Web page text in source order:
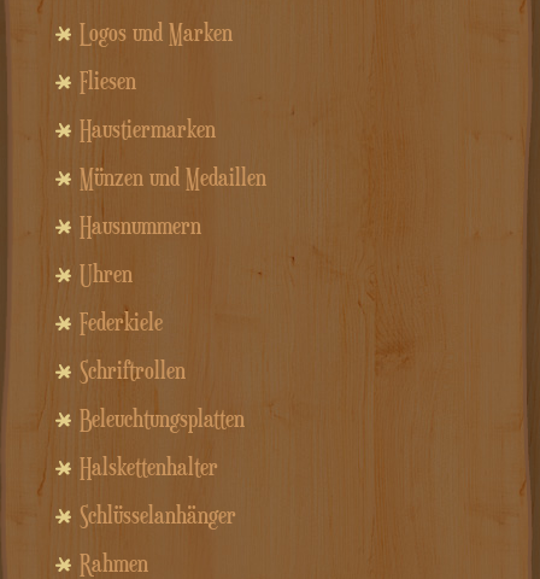
Logos und Marken
Fliesen
Haustiermarken
Münzen und Medaillen
Hausnummern
Uhren
Federkiele
Schriftrollen
Beleuchtungsplatten
Halskettenhalter
Schlüsselanhänger
Rahmen